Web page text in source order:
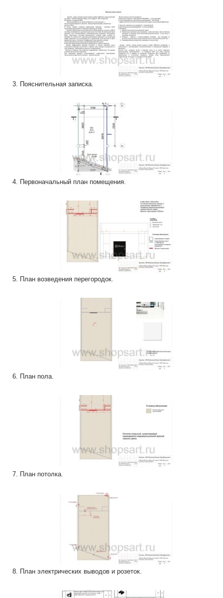
3. Пояснительная записка.
4. Первоначальный план помещения.
5. План возведения перегородок.
6. План пола.
7. План потолка.
8. План электрических выводов и розеток.